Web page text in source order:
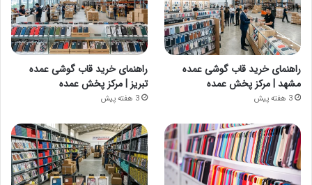
راهنمای خرید قاب گوشی عمده
مشهد | مرکز پخش عمده
3 هفته پیش
راهنمای خرید قاب گوشی عمده
تبریز | مرکز پخش عمده
3 هفته پیش